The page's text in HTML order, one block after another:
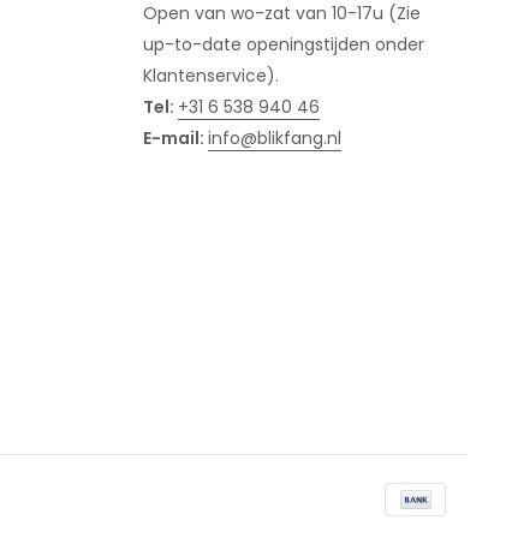
Open van wo-zat van 10-17u (Zie
up-to-date openingstijden onder
Klantenservice).
Tel: +31 6 538 940 46
E-mail: info@blikfang.nl